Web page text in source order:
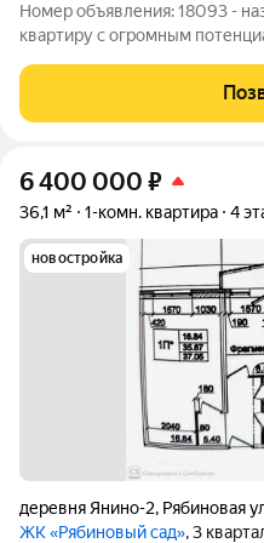
Номер объявления: 18093 -
квартиру с огромным
вниманию отличную
солнечным светом! Квартира
6 400 000 ₽
36,1 м² 1-комн. квартира 4
новостройка
деревня Янино-2, Рябиновая
ЖК «Рябиновый сад», 3